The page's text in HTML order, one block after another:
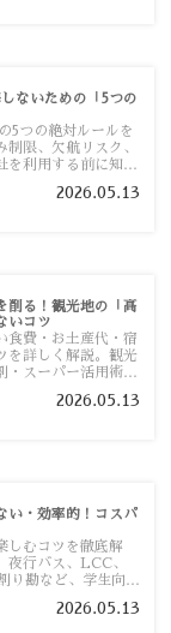
ないための「5つの
5つの絶対ルールを
限、欠航リスク、
を利用する前に知っ
2026.05.13
削る！観光地の「高
いコツ
食費・お土産代・宿
を詳しく解説。観光
・スーパー活用術、
2026.05.13
い・効率的！コスパ
しむコツを徹底解
夜行バス、LCC、
り勘など、学生向け
2026.05.13